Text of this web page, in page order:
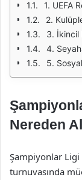
1. UEFA
2.
3. İkincil
4.
5.
Nereden
Şampiyonlar Ligi
turnuvasında